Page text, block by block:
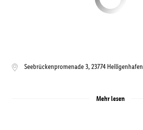
Seebrückenpromenade 3,23774 Heiligenhafen
Mehr lesen